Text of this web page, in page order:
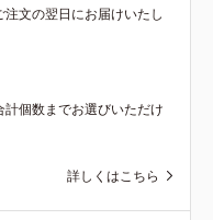
文の翌日にお届けいたし
個数までお選びいただけ
詳しくはこちら